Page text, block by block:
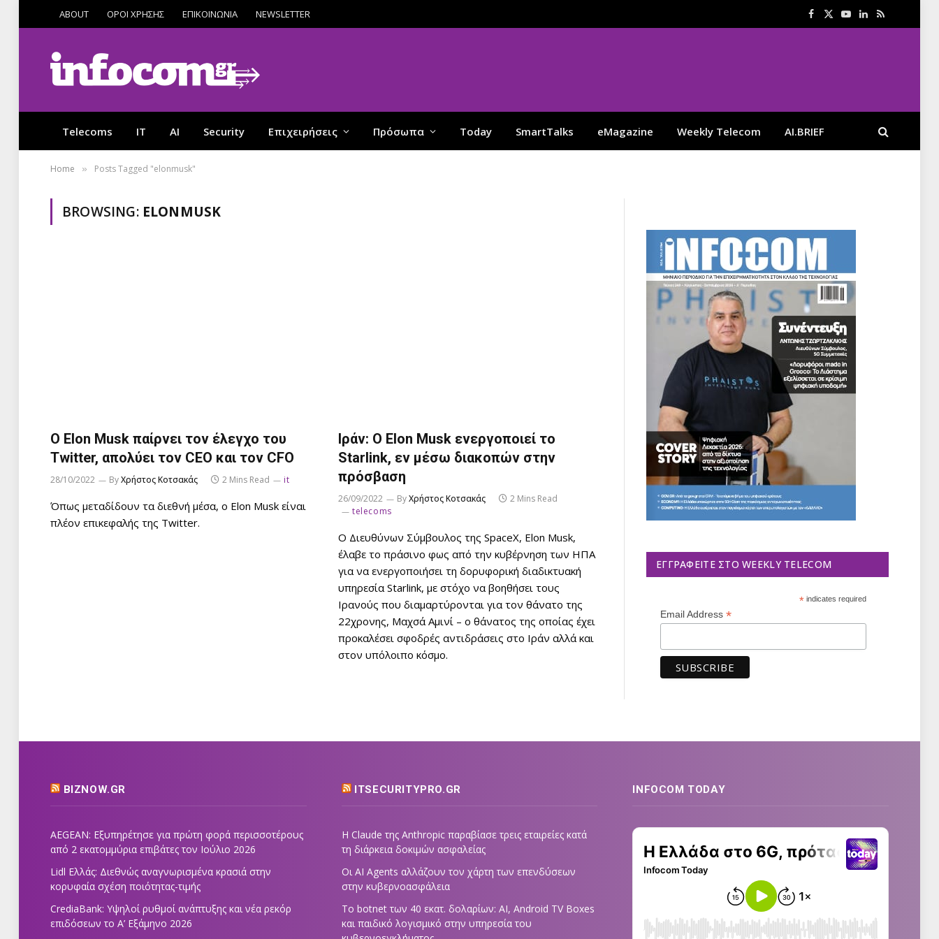
ABOUT ΟΡΟΙ ΧΡΗΣΗΣ ΕΠΙΚΟΙΝΩΝΙΑ NEWSLETTER Facebook
X
YouTube
LinkedIn
RSS
Telecoms IT AI Security Επιχειρήσεις Πρόσωπα Today SmartTalks eMagazine Weekly Telecom AI.BRIEF
Home » Posts Tagged "elonmusk"
BROWSING: ELONMUSK
Ο Elon Musk παίρνει τον έλεγχο του
Twitter, απολύει τον CEO και τον CFO
28/10/2022 ByΧρήστος Κοτσακάς 2 Mins Read it
Όπως μεταδίδουν τα διεθνή μέσα, ο Elon Musk είναι
πλέον επικεφαλής της Twitter.
Ιράν: Ο Elon Musk ενεργοποιεί το
Starlink, εν μέσω διακοπών στην
πρόσβαση
26/09/2022 ByΧρήστος Κοτσακάς
2 Mins Read
telecoms
Ο Διευθύνων Σύμβουλος της SpaceX, Elon Musk,
έλαβε το πράσινο φως από την κυβέρνηση των ΗΠΑ
για να ενεργοποιήσει τη δορυφορική διαδικτυακή
υπηρεσία Starlink, με στόχο να βοηθήσει τους
Ιρανούς που διαμαρτύρονται για τον θάνατο της
22χρονης, Μαχσά Αμινί – ο θάνατος της οποίας έχει
προκαλέσει σφοδρές αντιδράσεις στο Ιράν αλλά και
στον υπόλοιπο κόσμο.
ΕΓΓΡΑΦΕΊΤΕ ΣΤΟ WEEKLY TELECOM
*indicates required
Email Address *
BIZNOW.GR
AEGEAN: Εξυπηρέτησε για πρώτη φορά περισσοτέρους
από 2 εκατομμύρια επιβάτες τον Ιούλιο 2026
Lidl Ελλάς: Διεθνώς αναγνωρισμένα κρασιά στην
κορυφαία σχέση ποιότητας-τιμής
CrediaBank: Υψηλοί ρυθμοί ανάπτυξης και νέα ρεκόρ
επιδόσεων το Α’ Εξάμηνο 2026
ITSECURITYPRO.GR
Η Claude της Anthropic παραβίασε τρεις εταιρείες κατά
τη διάρκεια δοκιμών ασφαλείας
Οι AI Agents αλλάζουν τον χάρτη των επενδύσεων
στην κυβερνοασφάλεια
Το botnet των 40 εκατ. δολαρίων: AI, Android TV Boxes
και παιδικό λογισμικό στην υπηρεσία του
INFOCOM TODAY